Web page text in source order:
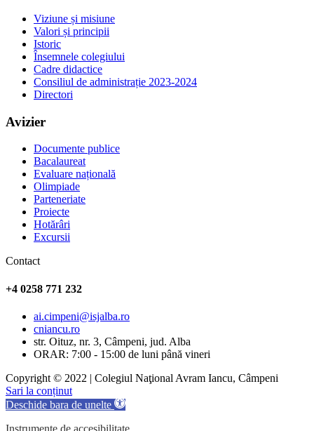
Viziune și misiune
Valori și principii
Istoric
Însemnele colegiului
Cadre didactice
Consiliul de administrație 2023-2024
Directori
Avizier
Documente publice
Bacalaureat
Evaluare națională
Olimpiade
Parteneriate
Proiecte
Hotărâri
Excursii
Contact
+4 0258 771 232
ai.cimpeni@isjalba.ro
cniancu.ro
str. Oituz, nr. 3, Câmpeni, jud. Alba
ORAR: 7:00 - 15:00 de luni până vineri
Copyright © 2022 | Colegiul Naţional Avram Iancu, Câmpeni
Sari la conținut
Deschide bara de unelte
Instrumente de accesibilitate